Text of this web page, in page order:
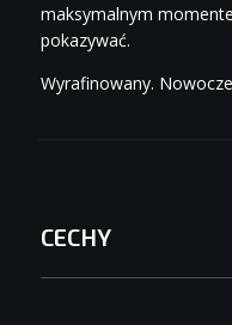
maksymalnym
pokazywać.
Wyrafinowany.
CECHY